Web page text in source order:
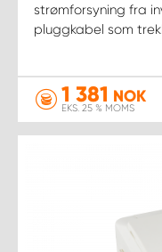
strømforsyning fra
pluggkabel som
1 381 NOK
EKS. 25 % MOMS